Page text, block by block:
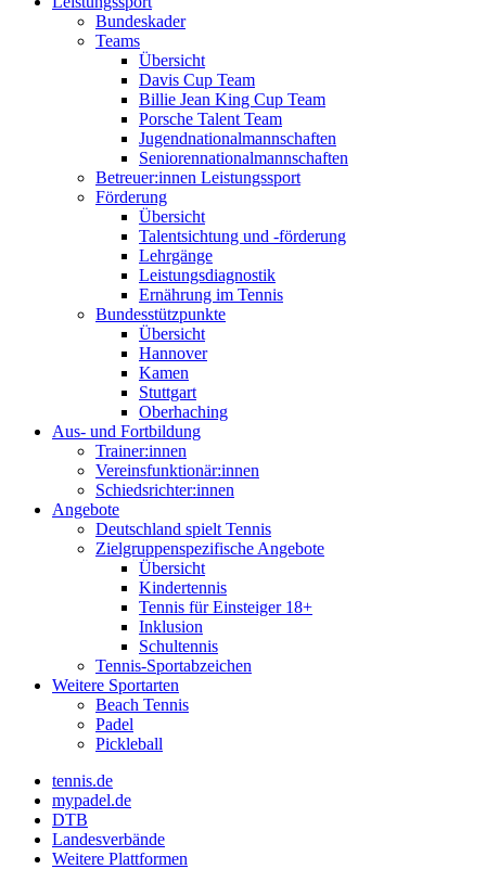
Bundeskader
Teams
Übersicht
Davis Cup Team
Billie Jean King Cup Team
Porsche Talent Team
Jugendnationalmannschaften
Seniorennationalmannschaften
Betreuer:innen Leistungssport
Förderung
Übersicht
Talentsichtung und -förderung
Lehrgänge
Leistungsdiagnostik
Ernährung im Tennis
Bundesstützpunkte
Übersicht
Hannover
Kamen
Stuttgart
Oberhaching
Aus- und Fortbildung
Trainer:innen
Vereinsfunktionär:innen
Schiedsrichter:innen
Angebote
Deutschland spielt Tennis
Zielgruppenspezifische Angebote
Übersicht
Kindertennis
Tennis für Einsteiger 18+
Inklusion
Schultennis
Tennis-Sportabzeichen
Weitere Sportarten
Beach Tennis
Padel
Pickleball
tennis.de
mypadel.de
DTB
Landesverbände
Weitere Plattformen